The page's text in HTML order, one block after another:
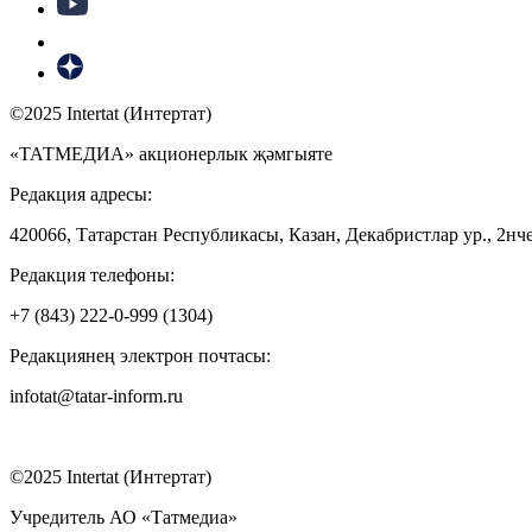
©2025 Intertat (Интертат)
«ТАТМЕДИА» акционерлык җәмгыяте
Редакция адресы:
420066, Татарстан Республикасы, Казан, Декабристлар ур.,
Редакция телефоны:
+7 (843) 222-0-999 (1304)
Редакциянең электрон почтасы:
infotat@tatar-inform.ru
©2025 Intertat (Интертат)
Учредитель АО «Татмедиа»